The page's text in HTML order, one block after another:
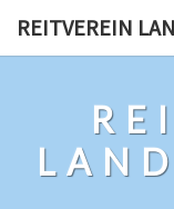
REITVEREIN